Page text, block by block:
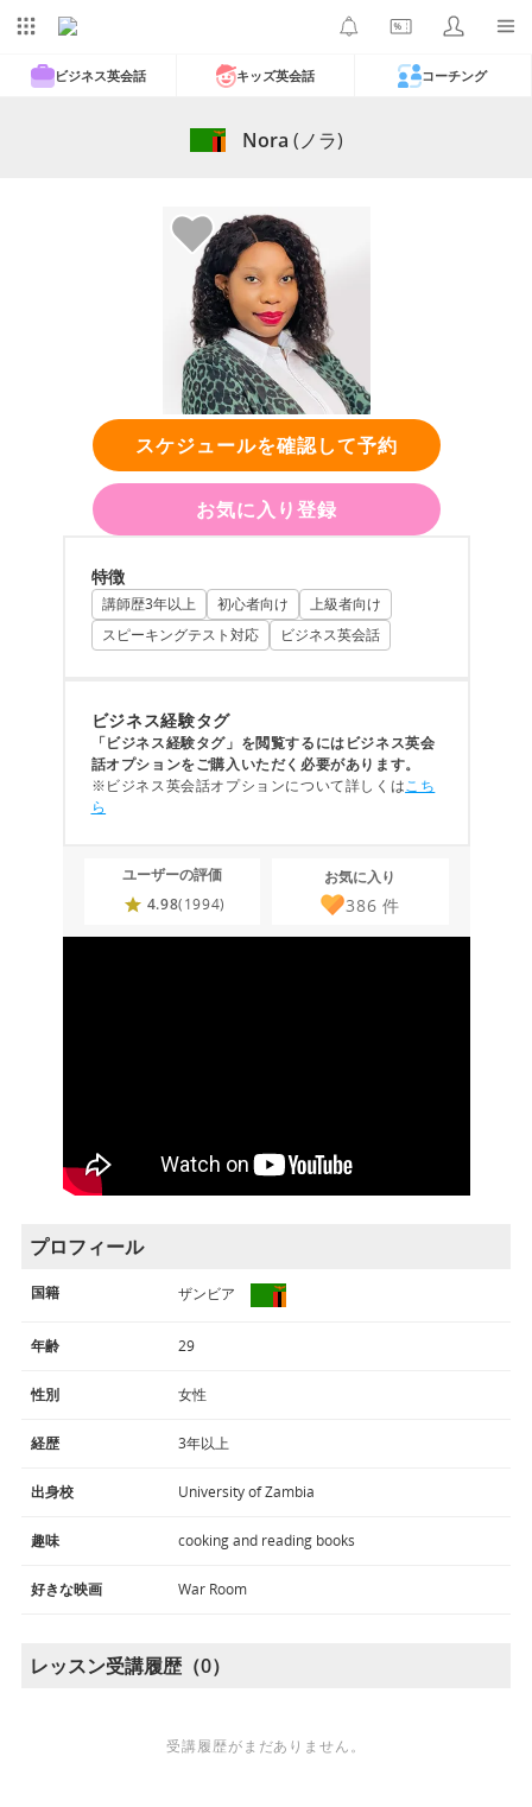
ビジネス英会話 キッズ英会話 コーチング
Nora (ノラ)
スケジュールを確認して予約
お気に入り登録
特徴
講師歴3年以上 初心者向け
上級者向け
スピーキングテスト対応
ビジネス英会話
ビジネス経験タグ
「ビジネス経験タグ」を閲覧するにはビジネス英会
話オプションをご購入いただく必要があります。
※ビジネス英会話オプションについて詳しくはこち
ら
ユーザーの評価
4.98(1994)
お気に入り
386 件
プロフィール
国籍 ザンビア
年齢 29
性別 女性
経歴 3年以上
出身校 University of Zambia
趣味 cooking and reading books
好きな映画 War Room
レッスン受講履歴（0）
受講履歴がまだありません。